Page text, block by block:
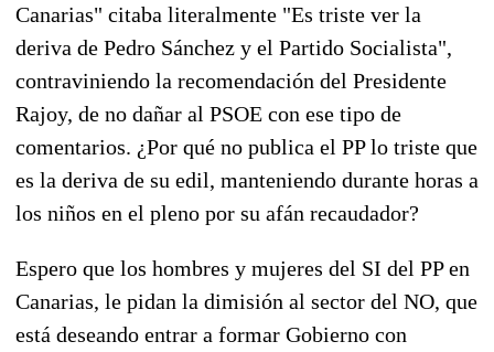
Canarias" citaba literalmente "Es triste ver la
deriva de Pedro Sánchez y el Partido Socialista",
contraviniendo la recomendación del Presidente
Rajoy, de no dañar al PSOE con ese tipo de
comentarios. ¿Por qué no publica el PP lo triste que
es la deriva de su edil, manteniendo durante horas a
los niños en el pleno por su afán recaudador?
Espero que los hombres y mujeres del SI del PP en
Canarias, le pidan la dimisión al sector del NO, que
está deseando entrar a formar Gobierno con